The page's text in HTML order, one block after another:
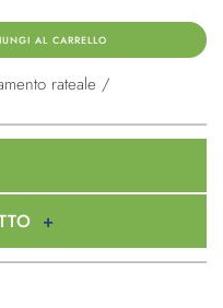
AL CARRELLO
rateale /